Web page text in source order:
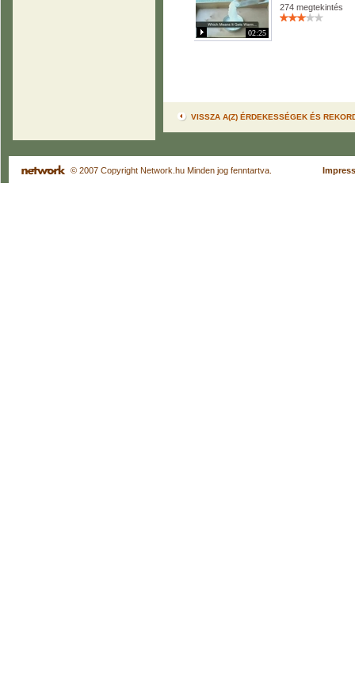
02:25
274 megtekintés
VISSZA A(Z) ÉRDEKESSÉGEK ÉS
© 2007 Copyright Network.hu Minden jog fenntartva.